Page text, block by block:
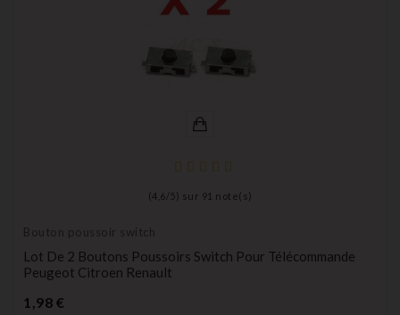
(4,6 / 5) sur 91 note(s)
Bouton poussoir switch
Lot De 2 Boutons Poussoirs Switch Pour Télécommande
Peugeot Citroen Renault
1,98 €